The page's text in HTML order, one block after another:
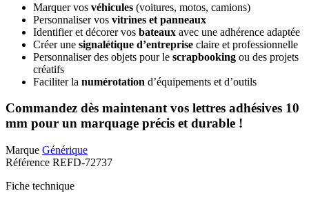
Marquer vos véhicules (voitures, motos, camions)
Personnaliser vos vitrines et panneaux
Identifier et décorer vos bateaux avec une adhérence adaptée
Créer une signalétique d’entreprise claire et professionnelle
Personnaliser des objets pour le scrapbooking ou des projets
créatifs
Faciliter la numérotation d’équipements et d’outils
Commandez dès maintenant vos lettres adhésives 10
mm pour un marquage précis et durable !
Marque Générique
Référence REFD-72737
Fiche technique